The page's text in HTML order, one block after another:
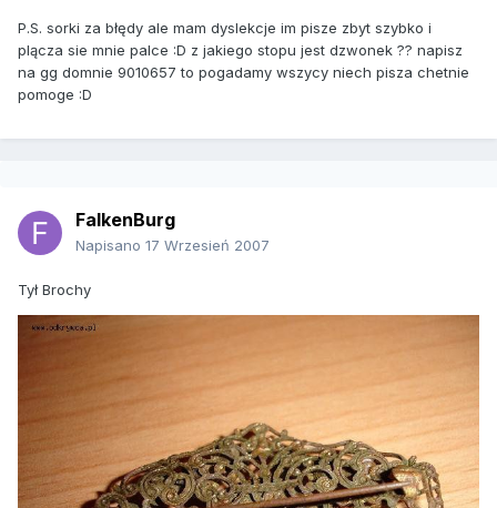
P.S. sorki za błędy ale mam dyslekcje im pisze zbyt szybko i
plącza sie mnie palce :D z jakiego stopu jest dzwonek ?? napisz
na gg domnie 9010657 to pogadamy wszycy niech pisza chetnie
pomoge :D
FalkenBurg
Napisano 17 Wrzesień 2007
Tył Brochy